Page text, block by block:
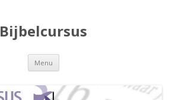
Bijbelcursus
Menu Spring naar de inhoud